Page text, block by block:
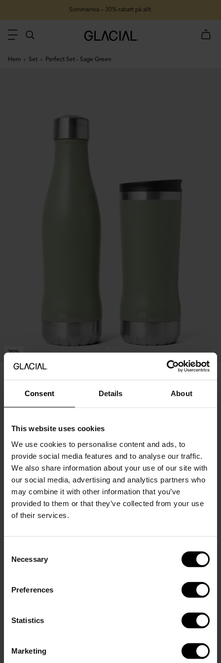
Consent Details About
This website uses cookies
We use cookies to personalise content and ads, to
provide social media features and to analyse our traffic.
We also share information about your use of our site with
our social media, advertising and analytics partners who
may combine it with other information that you’ve
provided to them or that they’ve collected from your use
of their services.
Selection
Necessary
Preferences
Statistics
Marketing
Sommarrea – 30% rabatt på allt.
Hem Set Perfect Set - Sage Green
20%
70.95 USD 49.67 USD
Visa mer
Lägg till gravering (+0.00 USD 6.95 USD)
Beskrivning
flaska och en 350ml termosmugg. Båda produkterna är
tillverkade i 18/8 rostfritt stål och fria från BPA och toxiner.
Flaskan håller drycken kall i upp till 24 timmar och varm i upp till
12. Termosmuggen håller drycken varm i upp till 6 timmar och